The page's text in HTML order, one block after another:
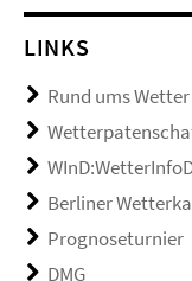
LINKS
Rund ums Wetter
Berliner
Prognoseturnier
DMG